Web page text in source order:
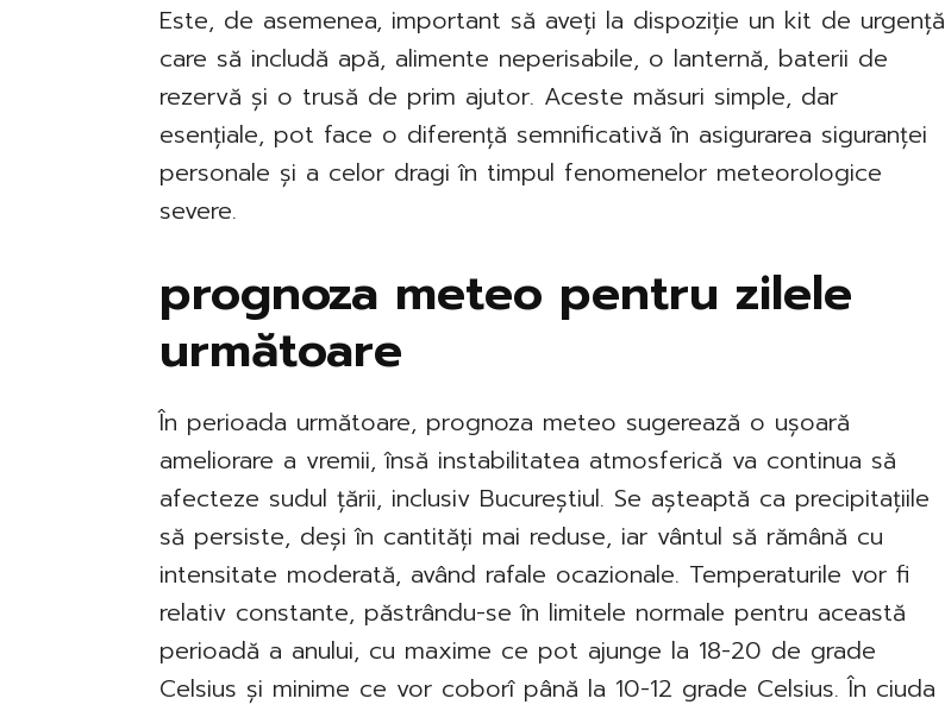
Este, de asemenea, important să aveți la dispoziție un kit de urgență
care să includă apă, alimente neperisabile, o lanternă, baterii de
rezervă și o trusă de prim ajutor. Aceste măsuri simple, dar
esențiale, pot face o diferență semnificativă în asigurarea siguranței
personale și a celor dragi în timpul fenomenelor meteorologice
severe.
prognoza meteo pentru zilele
următoare
În perioada următoare, prognoza meteo sugerează o ușoară
ameliorare a vremii, însă instabilitatea atmosferică va continua să
afecteze sudul țării, inclusiv Bucureștiul. Se așteaptă ca precipitațiile
să persiste, deși în cantități mai reduse, iar vântul să rămână cu
intensitate moderată, având rafale ocazionale. Temperaturile vor fi
relativ constante, păstrându-se în limitele normale pentru această
perioadă a anului, cu maxime ce pot ajunge la 18-20 de grade
Celsius și minime ce vor coborî până la 10-12 grade Celsius. În ciuda